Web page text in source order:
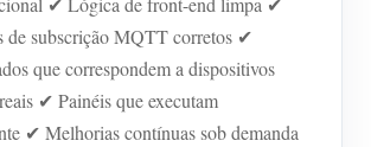
de subscrição MQTT corretos ✔
que correspondem a dispositivos
✔ Painéis que executam
✔ Melhorias contínuas sob demanda